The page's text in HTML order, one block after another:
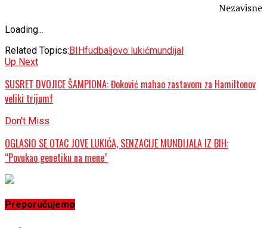
Nezavisne
Loading...
Related Topics:BIHfudbaljovo lukićmundijal
Up Next
SUSRET DVOJICE ŠAMPIONA: Đoković mahao zastavom za Hamiltonov
veliki trijumf
Don't Miss
OGLASIO SE OTAC JOVE LUKIĆA, SENZACIJE MUNDIJALA IZ BIH:
“Povukao genetiku na mene”
Preporučujemo